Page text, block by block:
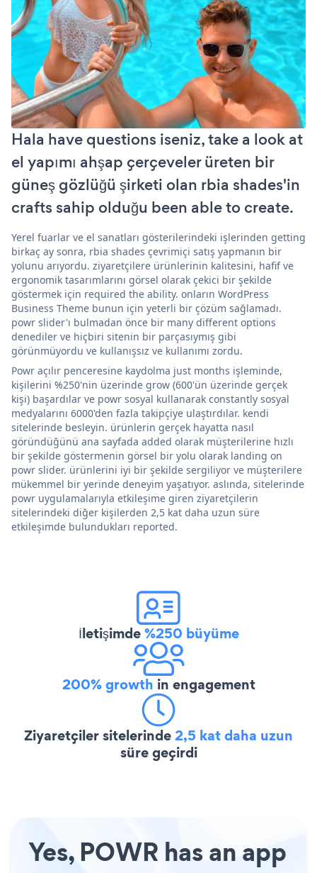
Hala have questions iseniz, take a look at
el yapımı ahşap çerçeveler üreten bir
güneş gözlüğü şirketi olan rbia shades'in
crafts sahip olduğu been able to create.
Yerel fuarlar ve el sanatları gösterilerindeki işlerinden getting
birkaç ay sonra, rbia shades çevrimiçi satış yapmanın bir
yolunu arıyordu. ziyaretçilere ürünlerinin kalitesini, hafif ve
ergonomik tasarımlarını görsel olarak çekici bir şekilde
göstermek için required the ability. onların WordPress
Business Theme bunun için yeterli bir çözüm sağlamadı.
powr slider'ı bulmadan önce bir many different options
denediler ve hiçbiri sitenin bir parçasıymış gibi
görünmüyordu ve kullanışsız ve kullanımı zordu.
Powr açılır penceresine kaydolma just months işleminde,
kişilerini %250'nin üzerinde grow (600'ün üzerinde gerçek
kişi) başardılar ve powr sosyal kullanarak constantly sosyal
medyalarını 6000'den fazla takipçiye ulaştırdılar. kendi
sitelerinde besleyin. ürünlerin gerçek hayatta nasıl
göründüğünü ana sayfada added olarak müşterilerine hızlı
bir şekilde göstermenin görsel bir yolu olarak landing on
powr slider. ürünlerini iyi bir şekilde sergiliyor ve müşterilere
mükemmel bir yerinde deneyim yaşatıyor. aslında, sitelerinde
powr uygulamalarıyla etkileşime giren ziyaretçilerin
sitelerindeki diğer kişilerden 2,5 kat daha uzun süre
etkileşimde bulundukları reported.
İletişimde%250 büyüme
200% growth in engagement
Ziyaretçiler sitelerinde2,5 kat daha uzun
süre geçirdi
Yes, POWR has an app